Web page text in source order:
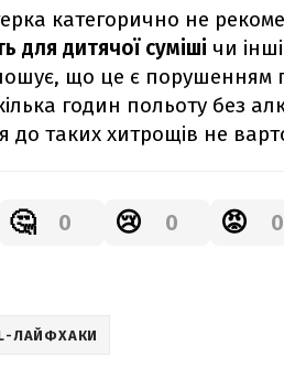
категорично не
для дитячої суміші чи інші
що це є порушенням
годин польоту без
до таких хитрощів не
🤔 0 😢 0 😡 0
ЛАЙФХАКИ